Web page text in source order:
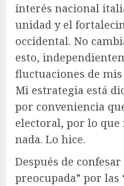
interés nacional
unidad y el
occidental. No
esto,
fluctuaciones de
Mi estrategia está
por conveniencia
electoral, por lo
nada. Lo hice.
Después de
preocupada” por las